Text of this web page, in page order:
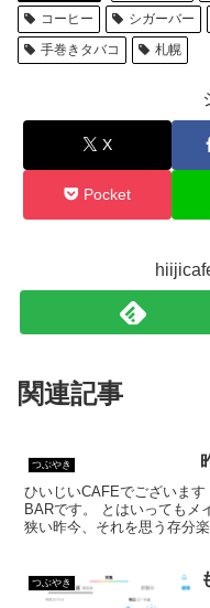
コーヒー
シガーバー
手巻きタバコ
札幌
X
Pocket
関連記事
つぶやき
ひいじいCAFEでございま
BARです。 とはいってもメ
狭い昨今、それを思う存分
つぶやき